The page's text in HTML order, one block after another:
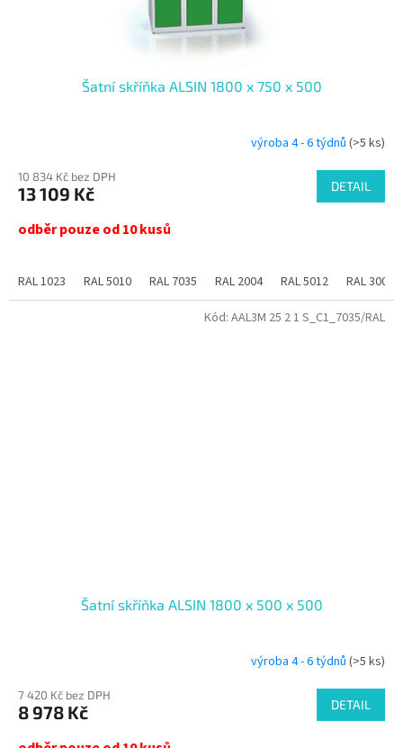
Šatní skříňka ALSIN 1800 x 750 x 500
výroba 4 - 6 týdnů (>5 ks)
10 834 Kč bez DPH
13 109 Kč DETAIL
odběr pouze od 10 kusů
RAL 1023 RAL 5010 RAL 7035 RAL 2004 RAL 5012 RAL 3000
Šatní skříňka ALSIN 1800 x 500 x 500
výroba 4 - 6 týdnů (>5 ks)
7 420 Kč bez DPH
8 978 Kč DETAIL
Kód: AAL3M 25 2 1 S_C1_7035/RAL